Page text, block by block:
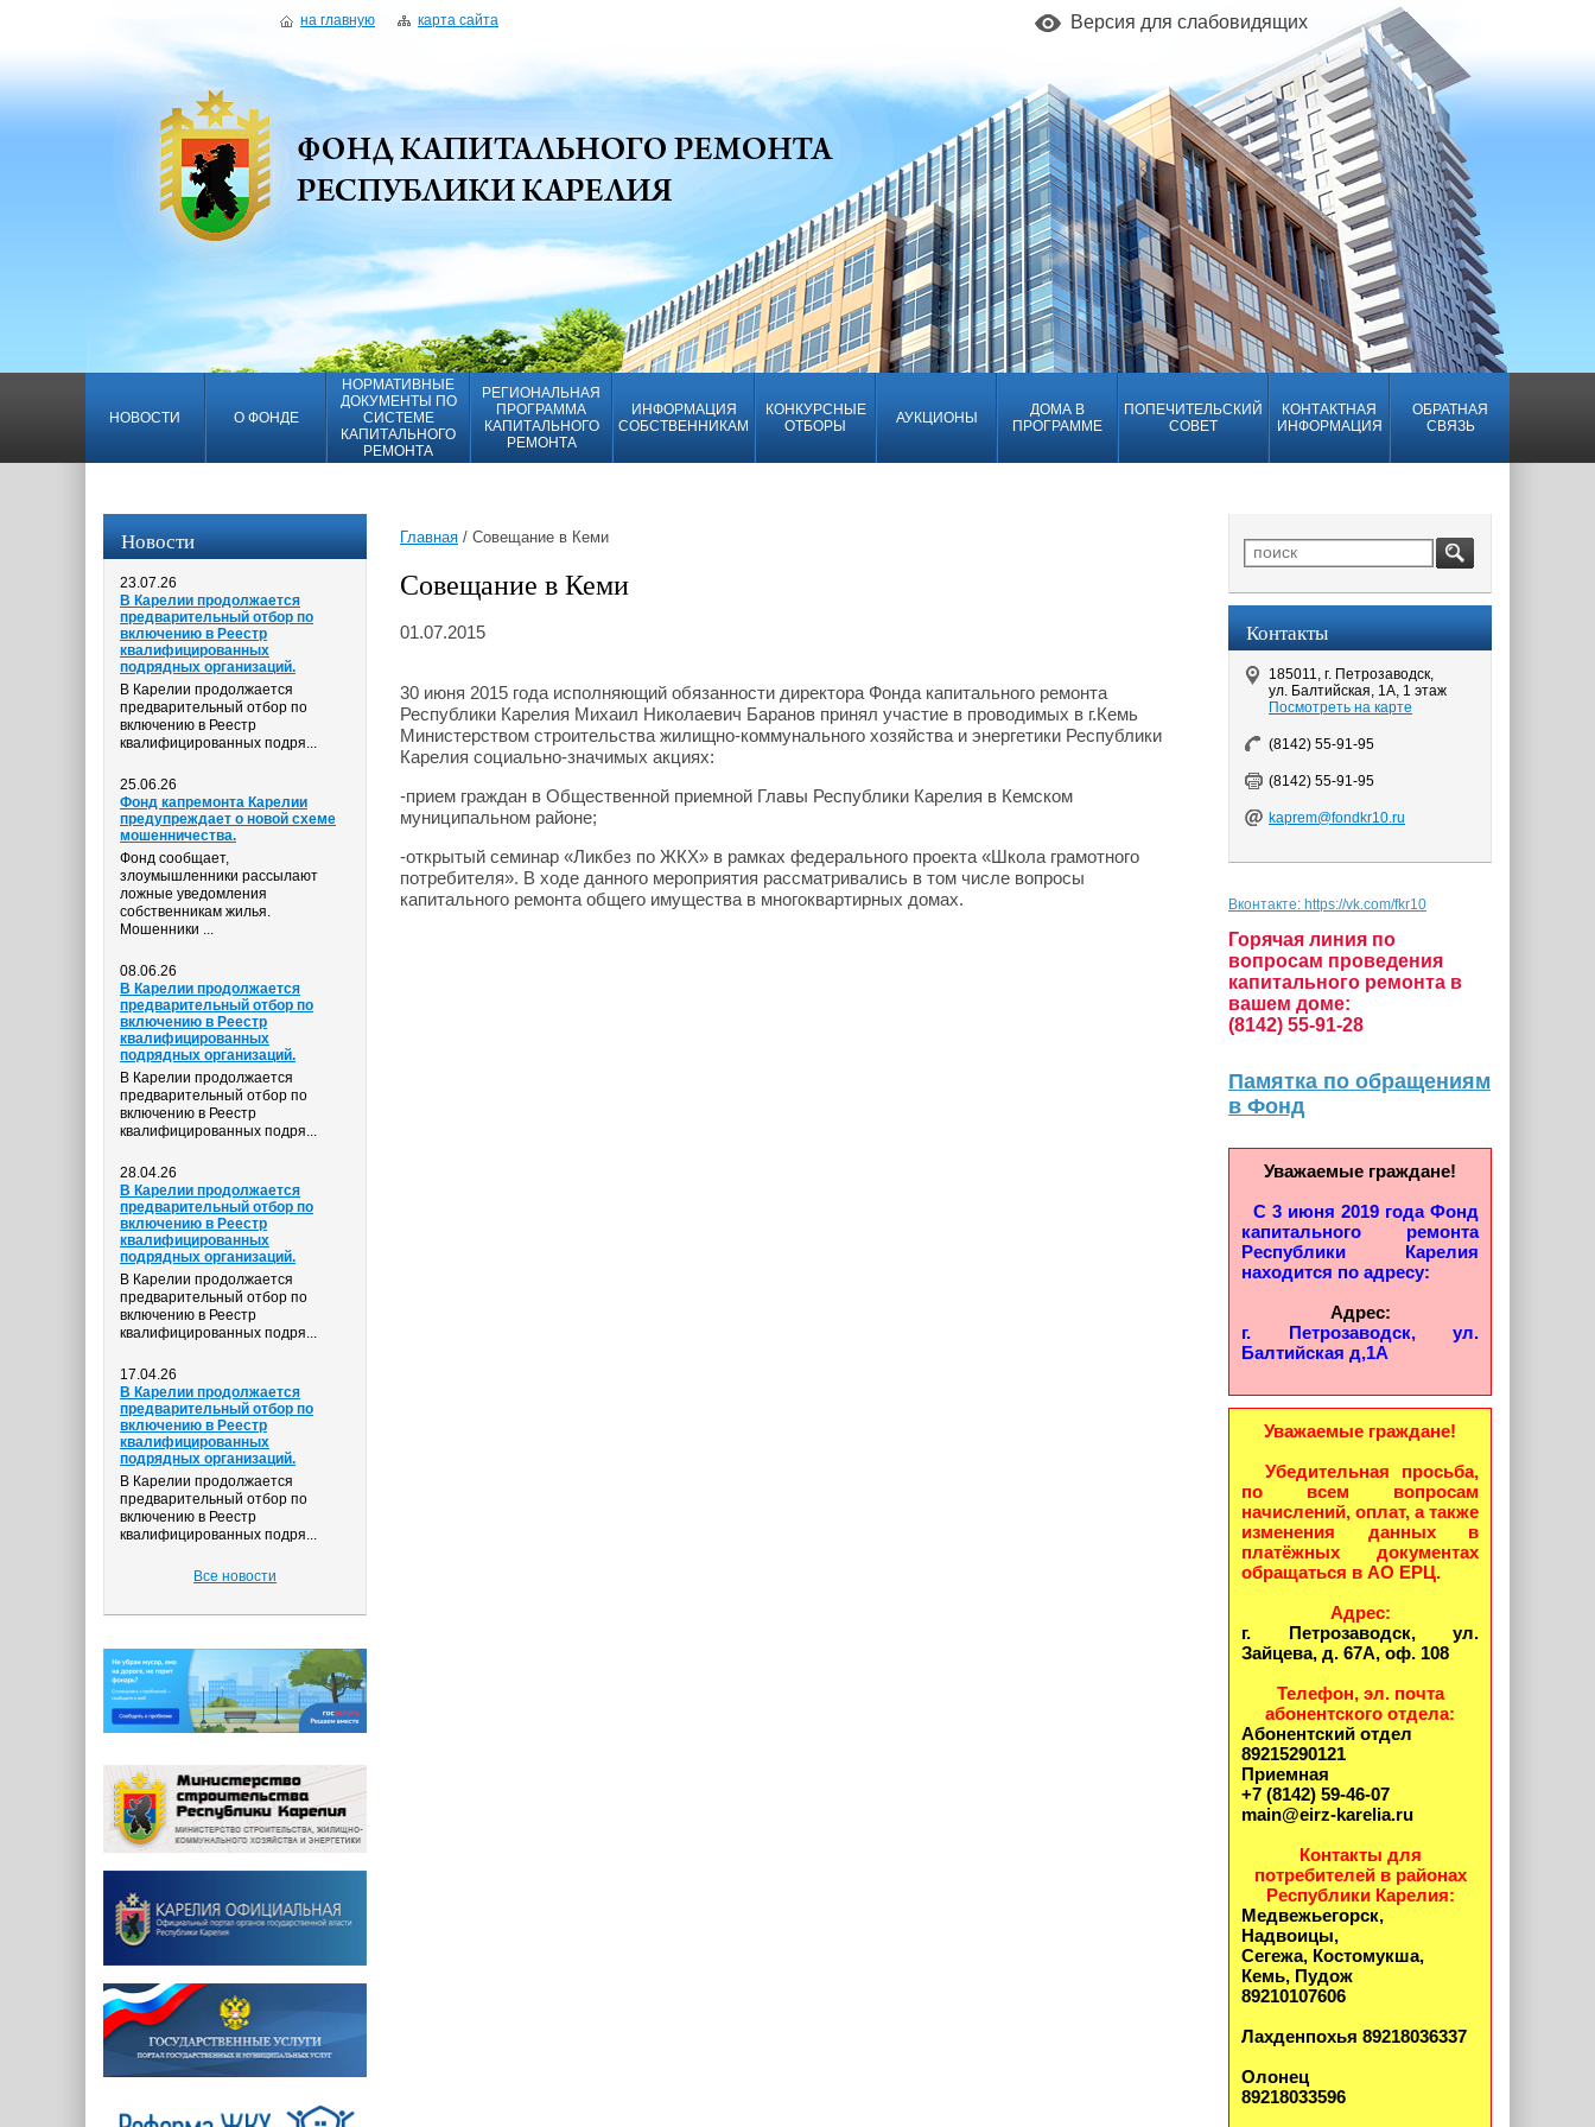
на главную карта сайта Версия для слабовидящих
НОВОСТИ О ФОНДЕ
НОРМАТИВНЫЕ
ДОКУМЕНТЫ ПО
СИСТЕМЕ
КАПИТАЛЬНОГО
РЕМОНТА
РЕГИОНАЛЬНАЯ
ПРОГРАММА
КАПИТАЛЬНОГО
РЕМОНТА
ИНФОРМАЦИЯ
СОБСТВЕННИКАМ
КОНКУРСНЫЕ
ОТБОРЫ
АУКЦИОНЫ
ДОМА В
ПРОГРАММЕ
ПОПЕЧИТЕЛЬСКИЙ
СОВЕТ
КОНТАКТНАЯ
ИНФОРМАЦИЯ
ОБРАТНАЯ
СВЯЗЬ
Новости
23.07.26
В Карелии продолжается
предварительный отбор по
включению в Реестр
квалифицированных
подрядных организаций.
В Карелии продолжается
предварительный отбор по
включению в Реестр
квалифицированных подря...
25.06.26
Фонд капремонта Карелии
предупреждает о новой схеме
мошенничества.
Фонд сообщает,
злоумышленники рассылают
ложные уведомления
собственникам жилья.
Мошенники ...
08.06.26
В Карелии продолжается
предварительный отбор по
включению в Реестр
квалифицированных
подрядных организаций.
В Карелии продолжается
предварительный отбор по
включению в Реестр
квалифицированных подря...
28.04.26
В Карелии продолжается
предварительный отбор по
включению в Реестр
квалифицированных
подрядных организаций.
В Карелии продолжается
предварительный отбор по
включению в Реестр
квалифицированных подря...
17.04.26
В Карелии продолжается
предварительный отбор по
включению в Реестр
квалифицированных
подрядных организаций.
В Карелии продолжается
предварительный отбор по
включению в Реестр
квалифицированных подря...
Все новости
Главная / Совещание в Кеми
Совещание в Кеми
01.07.2015
30 июня 2015 года исполняющий обязанности директора Фонда капитального ремонта
Республики Карелия Михаил Николаевич Баранов принял участие в проводимых в г.Кемь
Министерством строительства жилищно-коммунального хозяйства и энергетики Республики
Карелия социально-значимых акциях:
-прием граждан в Общественной приемной Главы Республики Карелия в Кемском
муниципальном районе;
-открытый семинар «Ликбез по ЖКХ» в рамках федерального проекта «Школа грамотного
потребителя». В ходе данного мероприятия рассматривались в том числе вопросы
капитального ремонта общего имущества в многоквартирных домах.
Контакты
185011, г. Петрозаводск,
ул. Балтийская, 1А, 1 этаж
Посмотреть на карте
(8142) 55-91-95
(8142) 55-91-95
kaprem@fondkr10.ru
Вконтакте: https://vk.com/fkr10
Горячая линия по
вопросам проведения
капитального ремонта в
вашем доме:
(8142) 55-91-28
Памятка по обращениям
в Фонд
Уважаемые граждане!
С 3 июня 2019 года Фонд
капитального ремонта
Республики Карелия
находится по адресу:
Адрес:
г. Петрозаводск, ул.
Балтийская д,1А
Уважаемые граждане!
Убедительная просьба,
по всем вопросам
начислений, оплат, а также
изменения данных в
платёжных документах
обращаться в АО ЕРЦ.
Адрес:
г. Петрозаводск, ул.
Зайцева, д. 67А, оф. 108
Телефон, эл. почта
абонентского отдела:
Абонентский отдел
89215290121
Приемная
+7 (8142) 59-46-07
main@eirz-karelia.ru
Контакты для
потребителей в районах
Республики Карелия:
Медвежьегорск,
Надвоицы,
Сегежа, Костомукша,
Кемь, Пудож
89210107606
Лахденпохья 89218036337
Олонец
89218033596